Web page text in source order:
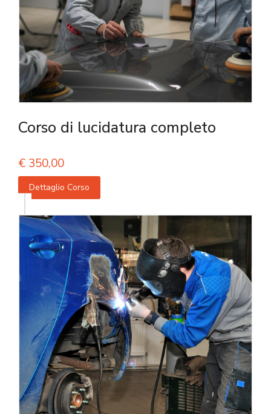
Corso di lucidatura completo
€ 350,00
Dettaglio Corso